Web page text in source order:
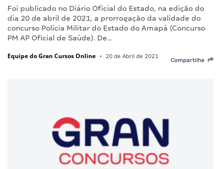
Foi publicado no Diário Oficial do Estado, na edição do
dia 20 de abril de 2021, a prorrogação da validade do
concurso Polícia Militar do Estado do Amapá (Concurso
PM AP Oficial de Saúde). De…
Equipe do Gran Cursos Online • 20 de Abril de 2021
Compartilhe